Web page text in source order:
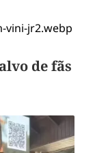
de fãs